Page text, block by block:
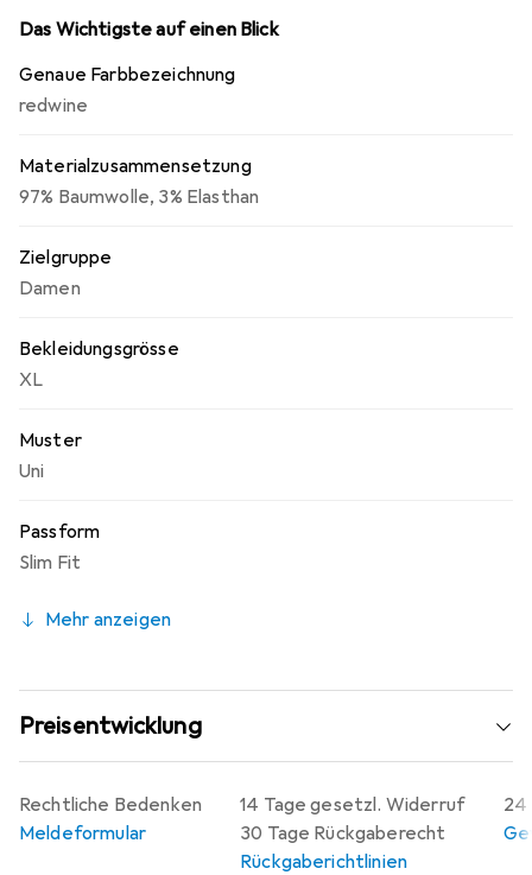
Das Wichtigste auf einen Blick
Genaue Farbbezeichnung
redwine
Materialzusammensetzung
97% Baumwolle, 3% Elasthan
Zielgruppe
Damen
Bekleidungsgrösse
XL
Muster
Uni
Passform
Slim Fit
Mehr anzeigen
Preisentwicklung
14 Tage gesetzl. Widerruf
30 Tage Rückgaberecht
Rückgaberichtlinien
24
Rechtliche Bedenken
Meldeformular